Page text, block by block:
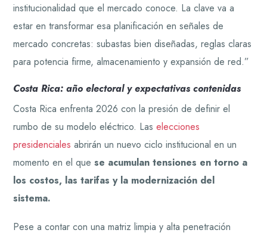
institucionalidad que el mercado conoce. La clave va a
estar en transformar esa planificación en señales de
mercado concretas: subastas bien diseñadas, reglas claras
para potencia firme, almacenamiento y expansión de red.”
Costa Rica: año electoral y expectativas contenidas
Costa Rica enfrenta 2026 con la presión de definir el
rumbo de su modelo eléctrico. Laselecciones
presidenciales abrirán un nuevo ciclo institucional en un
momento en el quese acumulan tensiones en torno a
los costos, las tarifas y la modernización del
sistema.
Pese a contar con una matriz limpia y alta penetración